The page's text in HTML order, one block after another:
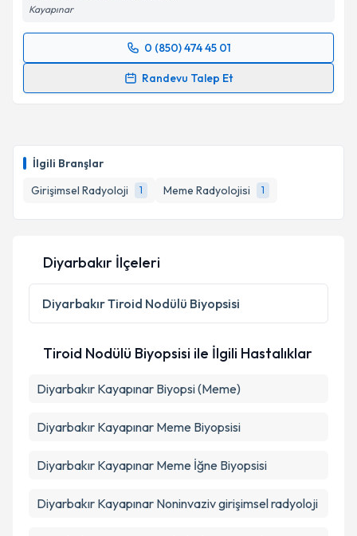
İlgili Branşlar
Girişimsel Radyoloji
1 Meme Radyolojisi 1
Kayapınar
0 (850) 474 45 01
Randevu Talep Et
Randevu Takvimi Talebi
bilgilendireceğiz.
E-posta Adresiniz
Kişisel verilerimin işlenmesine ilişkin
Metni'ni okudum ve kişisel verilerimin belirtilen
kapsamda işlenmesini kabul ediyorum.
Takvim Talebini Gönder
Diyarbakır İlçeleri
DiyarbakırTiroid Nodülü Biyopsisi
Tiroid Nodülü Biyopsisi ile İlgili Hastalıklar
Diyarbakır Kayapınar Biyopsi (Meme)
Diyarbakır Kayapınar Meme Biyopsisi
Diyarbakır Kayapınar Meme İğne Biyopsisi
Diyarbakır Kayapınar Noninvaziv girişimsel radyoloji